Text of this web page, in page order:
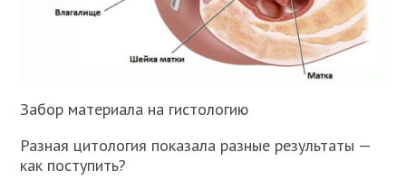
Забор материала на гистологию
Разная цитология показала разные результаты —
как поступить?